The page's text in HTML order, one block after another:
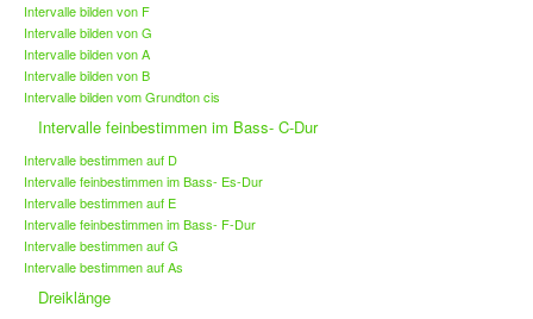
Intervalle bilden von F
Intervalle bilden von G
Intervalle bilden von A
Intervalle bilden von B
Intervalle bilden vom Grundton cis
Intervalle feinbestimmen im Bass- C-Dur
Intervalle bestimmen auf D
Intervalle feinbestimmen im Bass- Es-Dur
Intervalle bestimmen auf E
Intervalle feinbestimmen im Bass- F-Dur
Intervalle bestimmen auf G
Intervalle bestimmen auf As
Dreiklänge